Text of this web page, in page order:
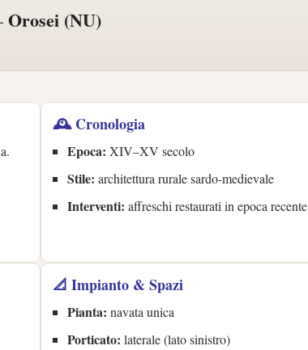
Orosei (NU)
🕰️ Cronologia
Epoca: XIV–XV secolo
Stile: architettura rurale sardo-medievale
Interventi: affreschi restaurati in epoca recente
📐 Impianto & Spazi
Pianta: navata unica
Porticato: laterale (lato sinistro)